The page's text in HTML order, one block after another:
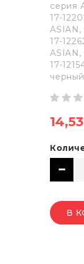
серия
17-
ASIAN,
17-
ASIAN,
17-
В